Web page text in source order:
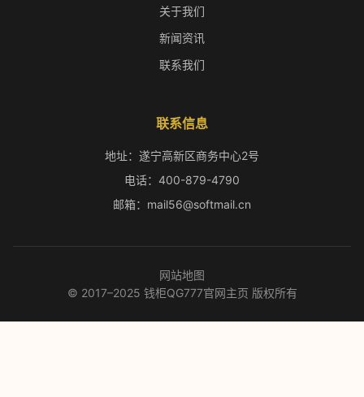
关于我们
新闻资讯
联系我们
联系信息
地址：遂宁高新区商务中心2号
电话：400-879-4790
邮箱：mail56@softmail.cn
网站地图
© 2017–2025 钱柜QG777官网主页 版权所有